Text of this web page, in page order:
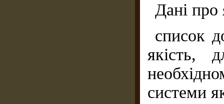
Дані про
список
якість,
системи